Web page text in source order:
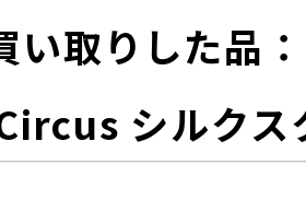
取りした品
シルクス